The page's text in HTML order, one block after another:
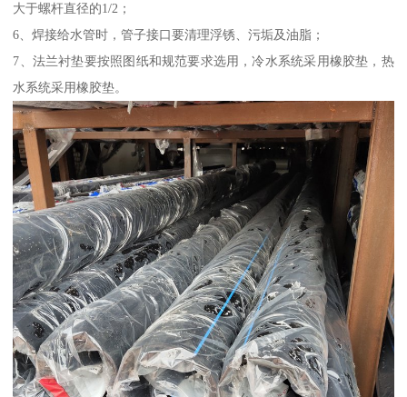
大于螺杆直径的1/2；
6、焊接给水管时，管子接口要清理浮锈、污垢及油脂；
7、法兰衬垫要按照图纸和规范要求选用，冷水系统采用橡胶垫，热
水系统采用橡胶垫。